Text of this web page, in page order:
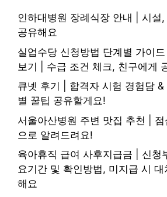
인하대병원 장례식장 안내 | 시설
공유해요
실업수당 신청방법 단계별 가이
보기 | 수급 조건 체크, 친구에게
큐넷 후기 | 합격자 시험 경험담
별 꿀팁 공유할게요!
서울아산병원 주변 맛집 추천 |
으로 알려드려요!
육아휴직 급여 사후지급금 | 신청
요기간 및 확인방법, 미지급 시
해요